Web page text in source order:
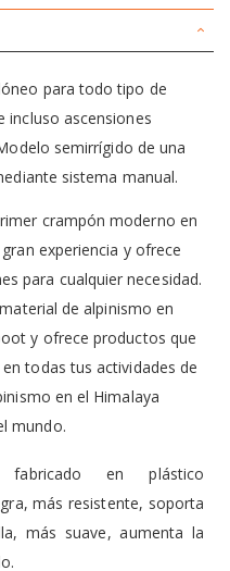
para todo tipo de
ascensiones
semirrígido de una
sistema manual.
crampón moderno en
experiencia y ofrece
para cualquier necesidad.
de alpinismo en
y ofrece productos que
todas tus actividades de
en el Himalaya
mundo.
en plástico
más resistente, soporta
más suave, aumenta la